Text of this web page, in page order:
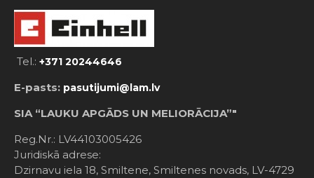
Tel.: +371 20244646
E-pasts: pasutijumi@lam.lv
SIA “LAUKU APGĀDS UN MELIORĀCIJA”"
Reg.Nr.: LV44103005426
Juridiskā adrese:
Dzirnavu iela 18, Smiltene, Smiltenes novads, LV-4729